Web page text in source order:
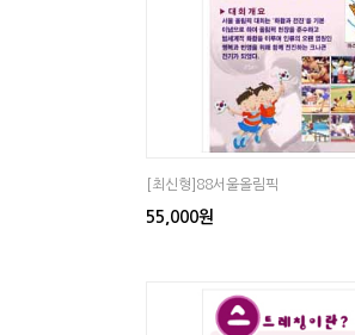
[최신형]88서울올림픽
55,000원